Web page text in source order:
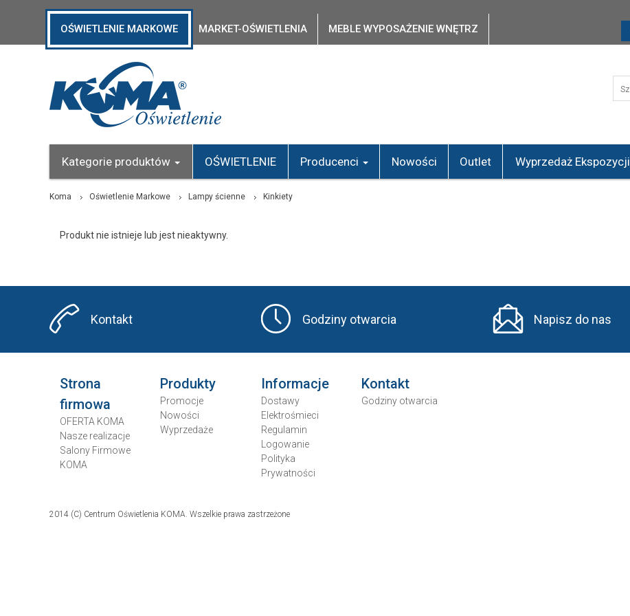
OŚWIETLENIE MARKOWE MARKET-OŚWIETLENIA MEBLE WYPOSAŻENIE WNĘTRZ
Kategorie produktów OŚWIETLENIE Producenci Nowości Outlet Wyprzedaż Ekspozycji
Koma Oświetlenie Markowe Lampy ścienne Kinkiety
Produkt nie istnieje lub jest nieaktywny.
Kontakt Godziny otwarcia Napisz do nas
Strona
firmowa
OFERTA KOMA
Nasze realizacje
Salony Firmowe
KOMA
Produkty
Promocje
Nowości
Wyprzedaże
Informacje
Dostawy
Elektrośmieci
Regulamin
Logowanie
Polityka
Prywatności
Kontakt
Godziny otwarcia
2014 (C) Centrum Oświetlenia KOMA. Wszelkie prawa zastrzeżone